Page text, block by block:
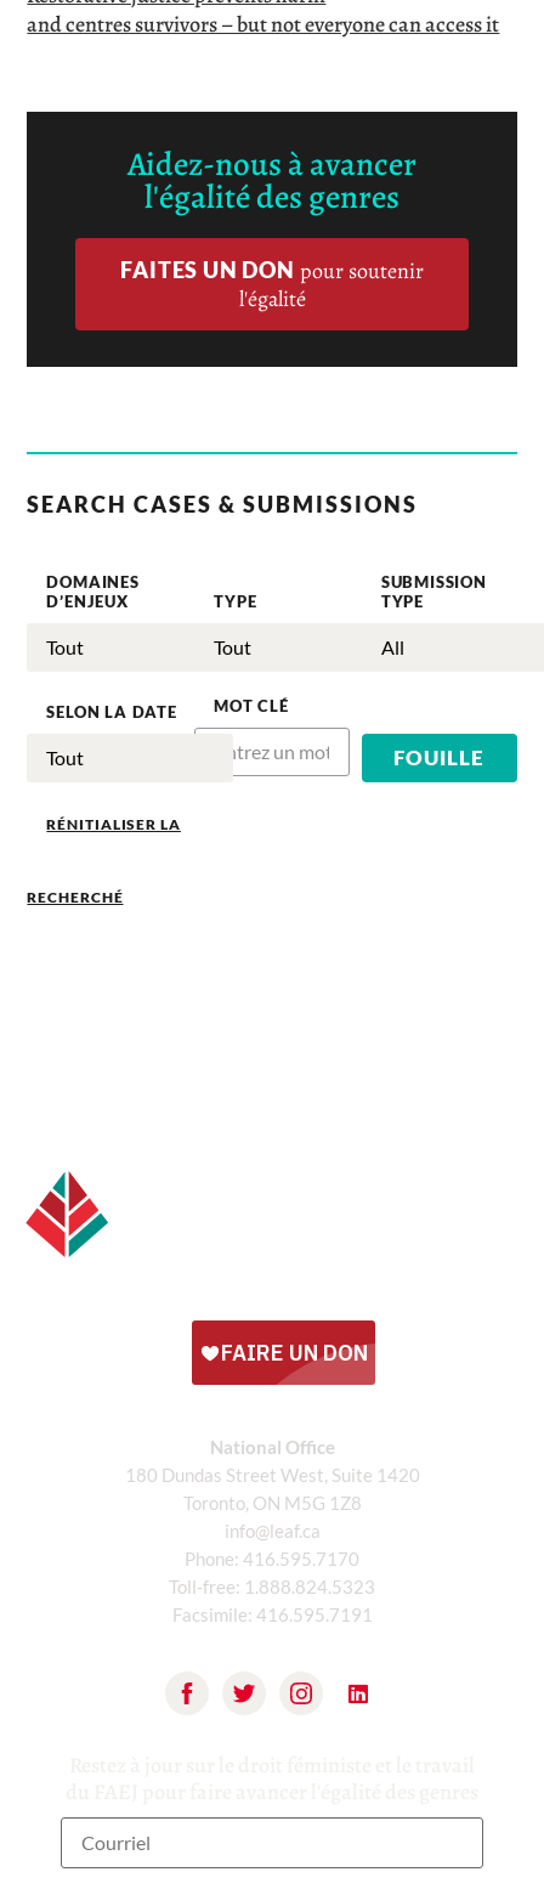
and centres survivors – but not everyone can access it
Aidez-nous à avancer
l'égalité des genres
FAITES UN DON pour soutenir
l'égalité
SEARCH CASES & SUBMISSIONS
DOMAINES
D’ENJEUX
TYPE
SUBMISSION
TYPE
SELON LA DATE MOT CLÉ
RÉNITIALISER LA
RECHERCHÉ
National Office
180 Dundas Street West, Suite 1420
Toronto, ON M5G 1Z8
info@leaf.ca
Phone: 416.595.7170
Toll-free: 1.888.824.5323
Facsimile: 416.595.7191